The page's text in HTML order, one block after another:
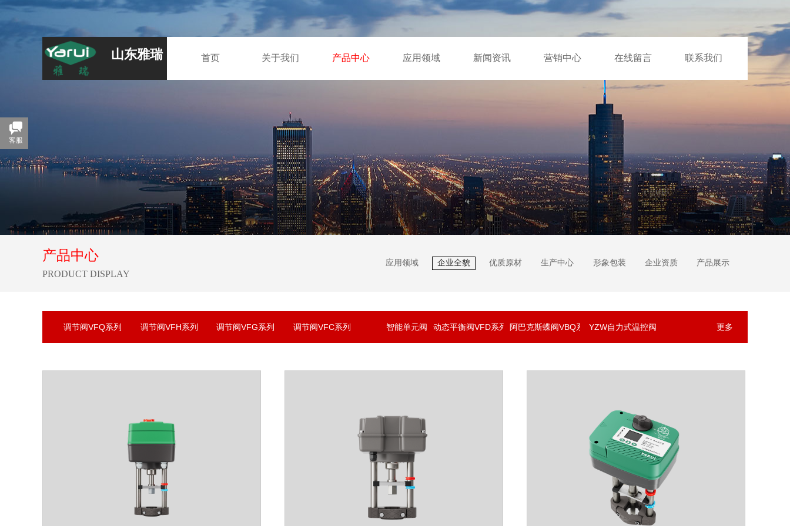
首页 关于我们 产品中心 应用领域 新闻资讯 营销中心 在线留言 联系我们
山东雅瑞
产品中心
​PRODUCT DISPLAY
应用领域 企业全貌 优质原材 生产中心 形象包装 企业资质 产品展示
调节阀VFQ系列 调节阀VFH系列 调节阀VFG系列 调节阀VFC系列 智能单元阀 动态平衡阀VFD系列 阿巴克斯蝶阀VBQ系列YZW自力式温控阀 更多
客服